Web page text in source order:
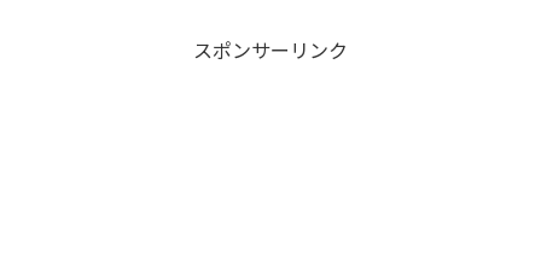
スポンサーリンク